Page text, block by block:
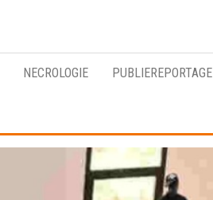
NECROLOGIE PUBLIEREPORTAGE